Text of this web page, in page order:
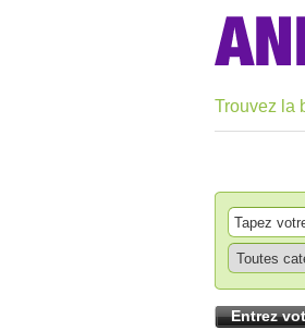
Trouvez la
Entrez